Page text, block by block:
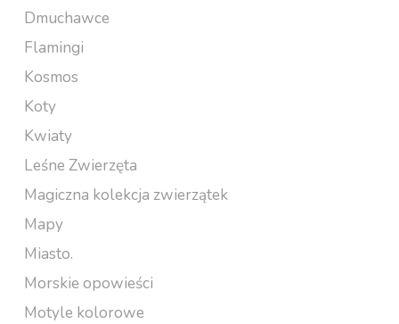
Dmuchawce
Flamingi
Kosmos
Koty
Kwiaty
Leśne Zwierzęta
Magiczna kolekcja zwierzątek
Mapy
Miasto.
Morskie opowieści
Motyle kolorowe